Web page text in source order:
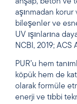
aşınmadan
bileşenler ve
UV ışınlarına
NCBI, 2019;
PUR’u hem
köpük hem de
olarak formüle
enerji ve tıbbi